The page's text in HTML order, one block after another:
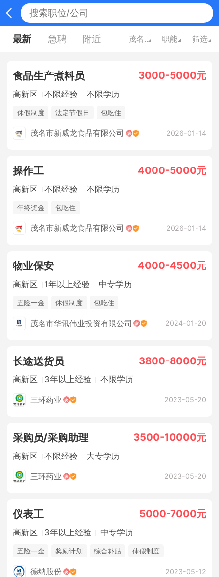
最新 急聘 附近 茂名广东 职能 筛选
食品生产煮料员 3000-5000元
高新区 不限经验 不限学历
休假制度 法定节假日 包吃住
茂名市新威龙食品有限公司 2026-01-14
操作工 4000-5000元
高新区 不限经验 不限学历
年终奖金 包吃住
茂名市新威龙食品有限公司 2026-01-14
物业保安 4000-4500元
高新区 1年以上经验 中专学历
五险一金 休假制度 包吃住
茂名市华讯伟业投资有限公司 2024-01-20
长途送货员 3800-8000元
高新区 3年以上经验 不限学历
三环药业 2023-05-20
采购员/采购助理 3500-10000元
高新区 不限经验 大专学历
三环药业 2023-05-20
仪表工 5000-7000元
高新区 3年以上经验 中专学历
五险一金 奖励计划 综合补贴
休假制度
法定节假日
德纳股份 2023-05-12